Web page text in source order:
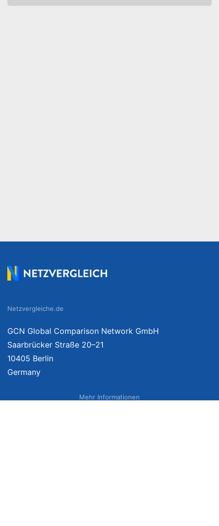
Netzvergleiche.de
GCN Global Comparison Network GmbH
Saarbrücker Straße 20–21
10405 Berlin
Germany
Mehr Informationen